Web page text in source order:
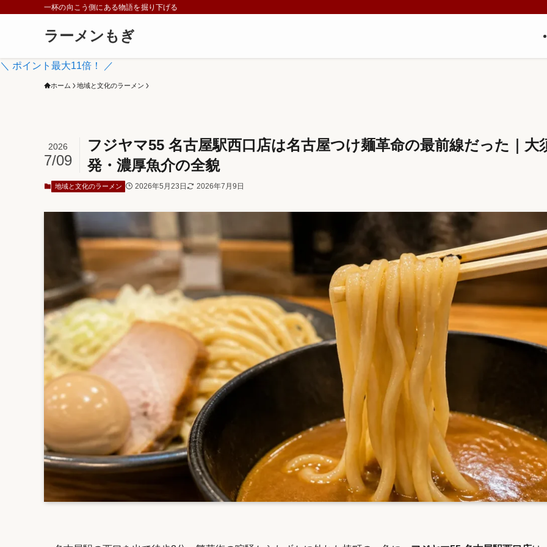
一杯の向こう側にある物語を掘り下げる
ラーメンもぎ
＼ ポイント最大11倍！ ／
ホーム 地域と文化のラーメン
フジヤマ55 名古屋駅西口店は名古屋つけ麺革命の最前線だった｜大
発・濃厚魚介の全貌
2026
7/09
地域と文化のラーメン 2026年5月23日 2026年7月9日